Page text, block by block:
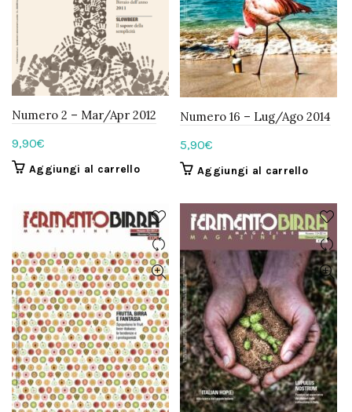
Numero 2 – Mar/Apr 2012
9,90€
Aggiungi al carrello
Numero 16 – Lug/Ago 2014
5,90€
Aggiungi al carrello